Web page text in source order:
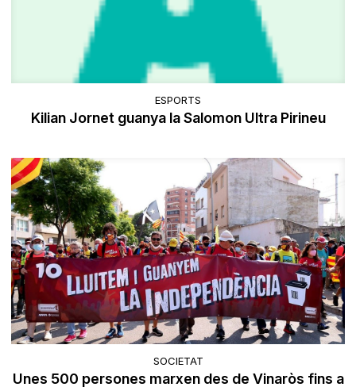
ESPORTS
Kilian Jornet guanya la Salomon Ultra Pirineu
SOCIETAT
Unes 500 persones marxen des de Vinaròs fins a